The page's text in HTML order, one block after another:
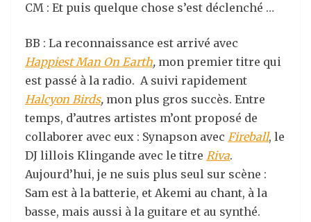
CM : Et puis quelque chose s’est déclenché …
BB : La reconnaissance est arrivé avec
Happiest Man On Earth, mon premier titre qui
est passé à la radio. A suivi rapidement
Halcyon Birds, mon plus gros succès. Entre
temps, d’autres artistes m’ont proposé de
collaborer avec eux : Synapson avec Fireball, le
DJ lillois Klingande avec le titre Riva.
Aujourd’hui, je ne suis plus seul sur scène :
Sam est à la batterie, et Akemi au chant, à la
basse, mais aussi à la guitare et au synthé.